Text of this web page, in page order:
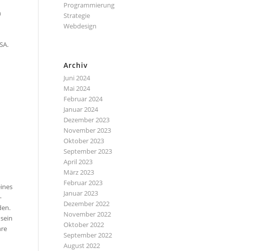
Programmierung
Strategie
Webdesign
Archiv
Juni 2024
Mai 2024
Februar 2024
Januar 2024
Dezember 2023
November 2023
Oktober 2023
September 2023
April 2023
März 2023
Februar 2023
Januar 2023
Dezember 2022
November 2022
Oktober 2022
September 2022
August 2022